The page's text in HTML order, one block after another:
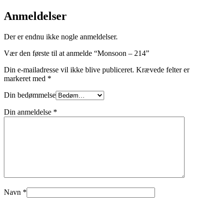
Anmeldelser
Der er endnu ikke nogle anmeldelser.
Vær den første til at anmelde “Monsoon – 214”
Din e-mailadresse vil ikke blive publiceret. Krævede felter er
markeret med *
Din bedømmelse
Din anmeldelse *
Navn *